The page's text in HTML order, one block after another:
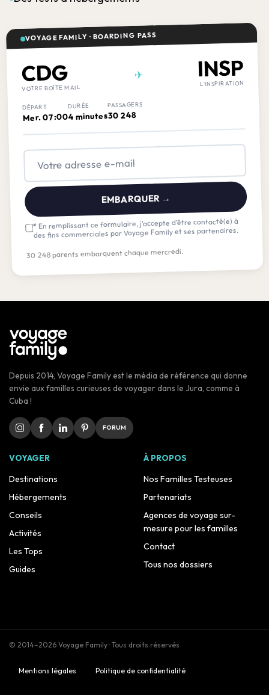
VOYAGE FAMILY · BOARDING PASS
CDG
VOTRE BOÎTE MAIL
✈ INSP
L'INSPIRATION
DÉPART
Mer. 07:00
DURÉE
4 minutes
PASSAGERS
30 248
EMBARQUER →
*En remplissant ce formulaire, j’accepte d’être contacté(e) à
des fins commerciales par Voyage Family et ses partenaires.
30 248 parents embarquent chaque mercredi.
Depuis 2014, Voyage Family est le média de référence qui donne
envie aux familles curieuses de voyager dans le Jura, comme à
Cuba !
FORUM
VOYAGER
Destinations
Hébergements
Conseils
Activités
Les Tops
Guides
À PROPOS
Nos Familles Testeuses
Partenariats
Agences de voyage sur-
mesure pour les familles
Contact
Tous nos dossiers
© 2014–2026 Voyage Family · Tous droits réservés
Mentions légales Politique de confidentialité